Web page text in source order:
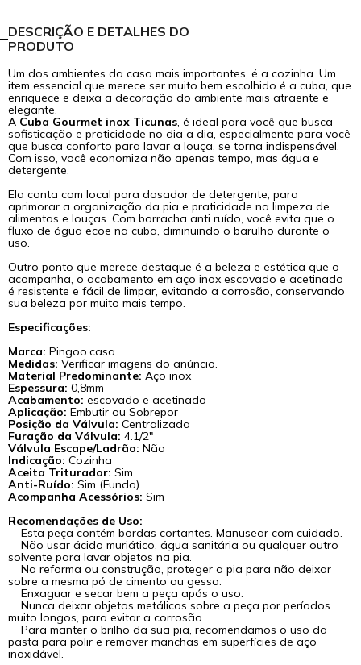
DESCRIÇÃO E DETALHES DO
PRODUTO
Um dos ambientes da casa mais importantes, é a cozinha. Um
item essencial que merece ser muito bem escolhido é a cuba, que
enriquece e deixa a decoração do ambiente mais atraente e
elegante.
A Cuba Gourmet inox Ticunas, é ideal para você que busca
sofisticação e praticidade no dia a dia, especialmente para você
que busca conforto para lavar a louça, se torna indispensável.
Com isso, você economiza não apenas tempo, mas água e
detergente.
Ela conta com local para dosador de detergente, para
aprimorar a organização da pia e praticidade na limpeza de
alimentos e louças. Com borracha anti ruído, você evita que o
fluxo de água ecoe na cuba, diminuindo o barulho durante o
uso.
Outro ponto que merece destaque é a beleza e estética que o
acompanha, o acabamento em aço inox escovado e acetinado
é resistente e fácil de limpar, evitando a corrosão, conservando
sua beleza por muito mais tempo.
Especificações:
Marca: Pingoo.casa
Medidas: Verificar imagens do anúncio.
Material Predominante: Aço inox
Espessura: 0,8mm
Acabamento: escovado e acetinado
Aplicação: Embutir ou Sobrepor
Posição da Válvula:Centralizada
Furação da Válvula: 4.1/2"
Válvula Escape/Ladrão: Não
Indicação: Cozinha
Aceita Triturador: Sim
Anti-Ruído: Sim (Fundo)
Acompanha Acessórios: Sim
Recomendações de Uso:
Esta peça contém bordas cortantes. Manusear com cuidado.
Não usar ácido muriático, água sanitária ou qualquer outro
solvente para lavar objetos na pia.
Na reforma ou construção, proteger a pia para não deixar
sobre a mesma pó de cimento ou gesso.
Enxaguar e secar bem a peça após o uso.
Nunca deixar objetos metálicos sobre a peça por períodos
muito longos, para evitar a corrosão.
Para manter o brilho da sua pia, recomendamos o uso da
pasta para polir e remover manchas em superfícies de aço
inoxidável.